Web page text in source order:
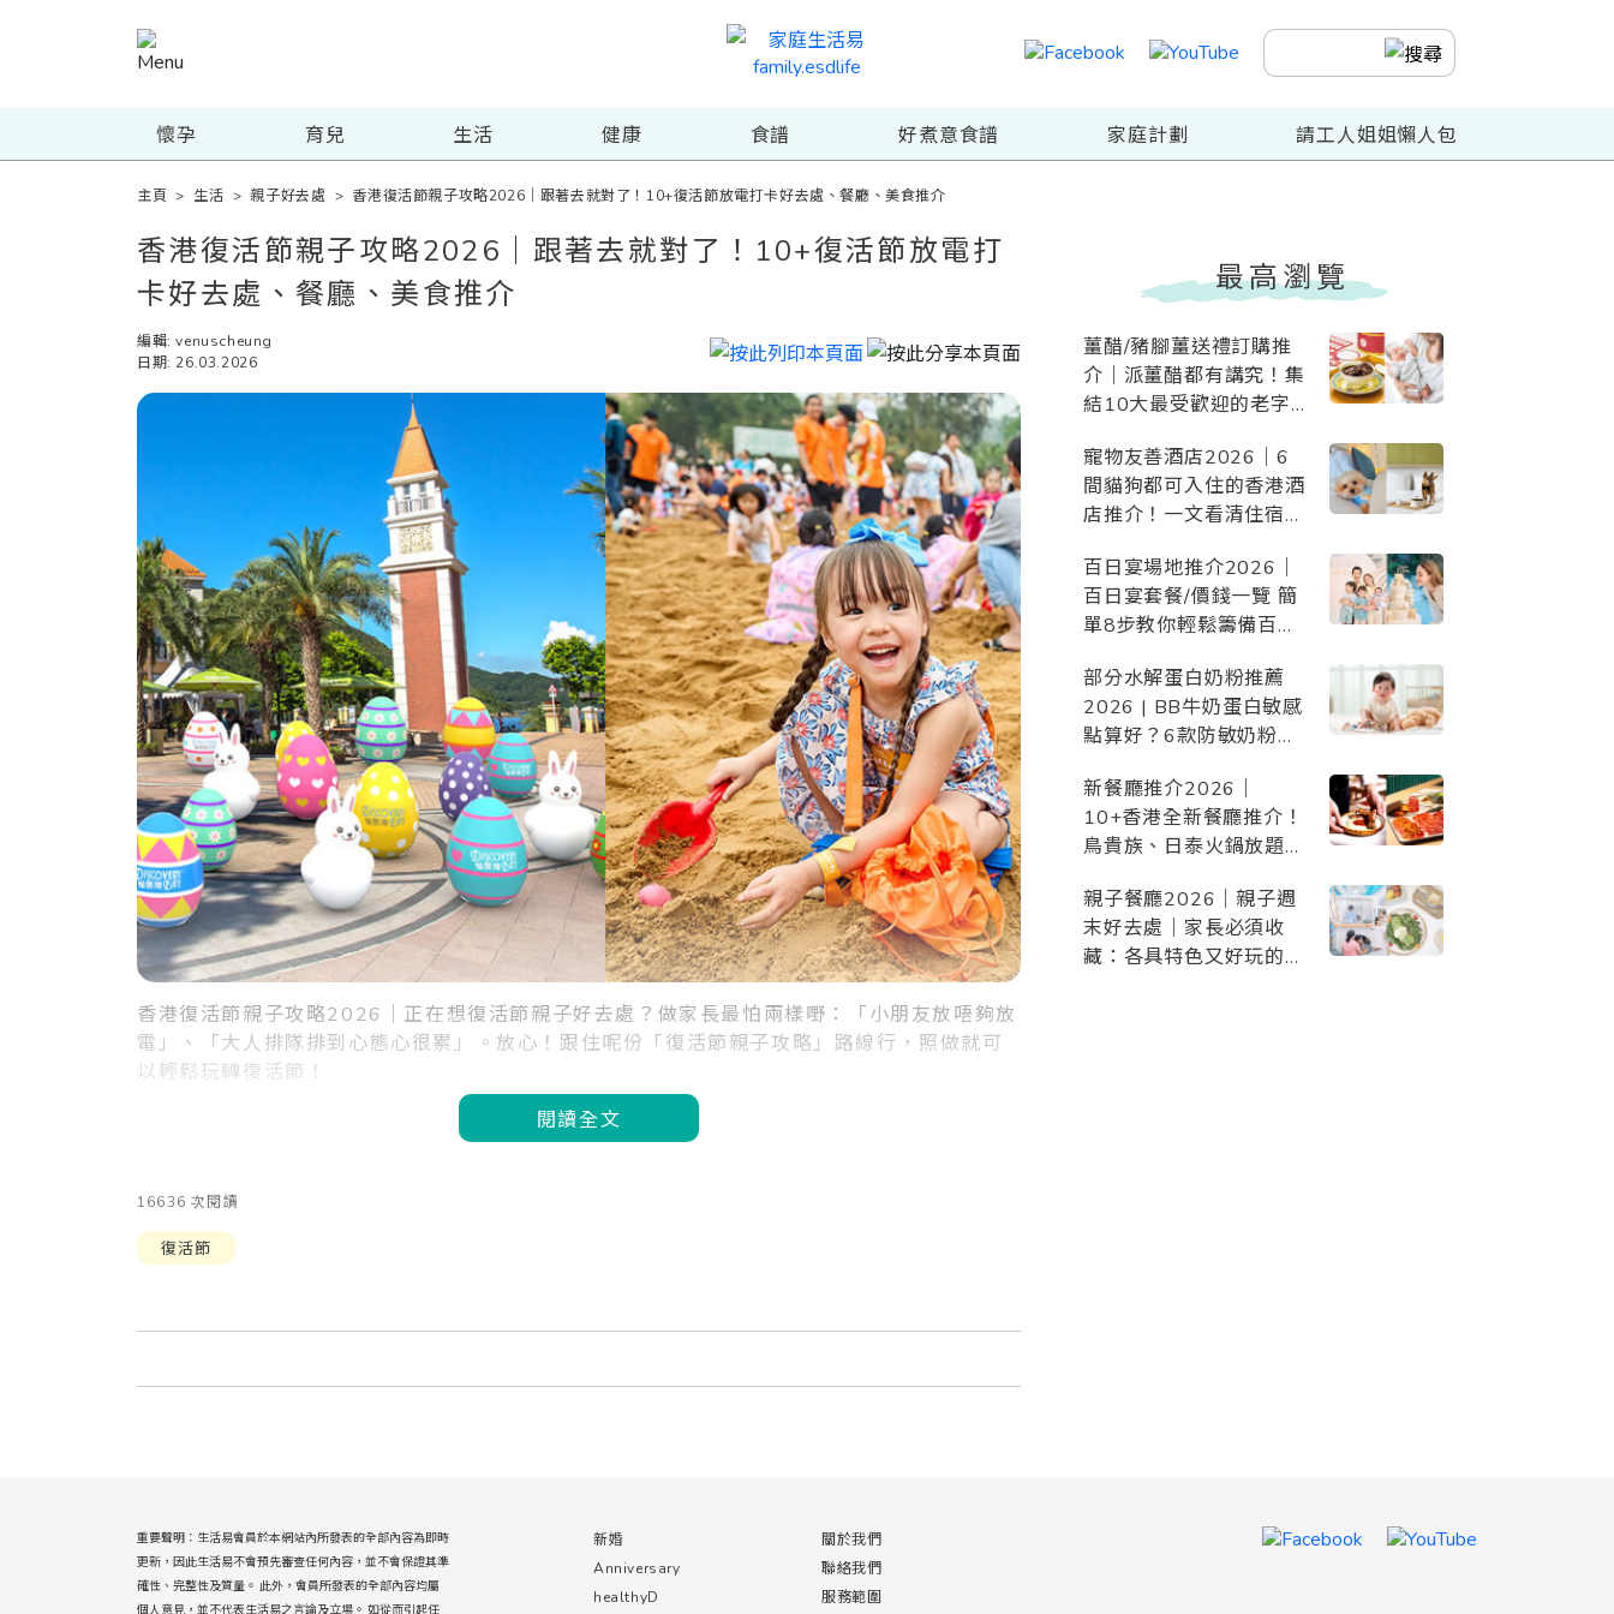
懷孕 育兒 生活 健康 食譜 好煮意食譜 家庭計劃 請工人姐姐懶人包
主頁 > 生活 >親子好去處 > 香港復活節親子攻略2026｜跟著去就對了！10+復活節放電打卡好去處、餐廳、美食推介
香港復活節親子攻略2026｜跟著去就對了！10+復活節放電打
卡好去處、餐廳、美食推介
編輯: venuscheung
日期: 26.03.2026
香港復活節親子攻略2026｜正在想復活節親子好去處？做家長最怕兩樣嘢：「小朋友放唔夠放
電」、「大人排隊排到心態心很累」。放心！跟住呢份「復活節親子攻略」路線行，照做就可
以輕鬆玩轉復活節！
閱讀全文
16636 次閱讀
復活節
最高瀏覽
薑醋/豬腳薑送禮訂購推
介｜派薑醋都有講究！集
結10大最受歡迎的老字
薑醋
寵物友善酒店2026｜6
間貓狗都可入住的香港酒
店推介！一文看清住宿優
心Staycation/慶生/度假
百日宴場地推介2026｜
百日宴套餐/價錢一覽 簡
單8步教你輕鬆籌備百日
Checklist 準備清單
部分水解蛋白奶粉推薦
2026 | BB牛奶蛋白敏感
點算好？6款防敏奶粉比
新餐廳推介2026｜
10+香港全新餐廳推介！
鳥貴族、日泰火鍋放題、
約會/朋友聚會/家庭聚
餐/慶祝必去
親子餐廳2026｜親子週
末好去處｜家長必須收
藏：各具特色又好玩的
新婚
Anniversary
healthyD
關於我們
聯絡我們
服務範圍
重要聲明：生活易會員於本網站內所發表的全部內容為即時
更新，因此生活易不會預先審查任何內容，並不會保證其準
確性、完整性及質量。 此外，會員所發表的全部內容均屬
個人意見，並不代表生活易之言論及立場。 如從而引起任